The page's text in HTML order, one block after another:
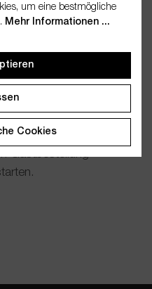
anlegen?
oder profitiere von
keine E-Mail
tun?
Gastbestellung –
um eine bestmögliche
Mehr Informationen ...
Cookies